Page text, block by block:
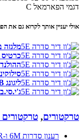
דגמי הפארמאל C
אולי יעניין אותך לקרוא גם את
מלגזה
כרטיס
ליגונג 375B – יעה אופני חדש מסין
ג'י.סי.בי 457 – מחליף
טרקטורים, טרקטורים
רענון סדרות 6M ו-6R בג'ון דיר